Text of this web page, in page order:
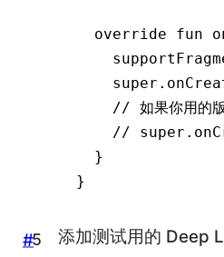
  override
fun
    super
.
// 如果你用的
//
  }
}
# 添加测试用的 Deep